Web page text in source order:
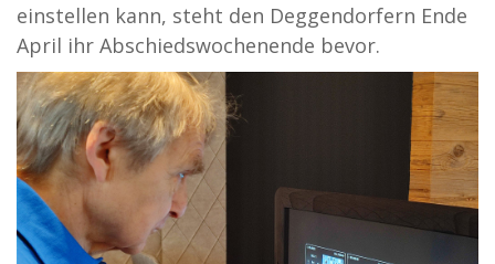
einstellen kann, steht den Deggendorfern Ende
April ihr Abschiedswochenende bevor.